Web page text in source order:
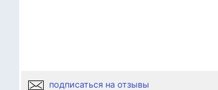
подписаться на отзывы